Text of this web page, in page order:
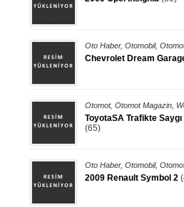
Oto Haber, Otomobil,
Chevrolet Dream
Otomot, Otomot Magazin
ToyotaSA Trafikte
(65)
Oto Haber, Otomobil,
2009 Renault Symbol 2